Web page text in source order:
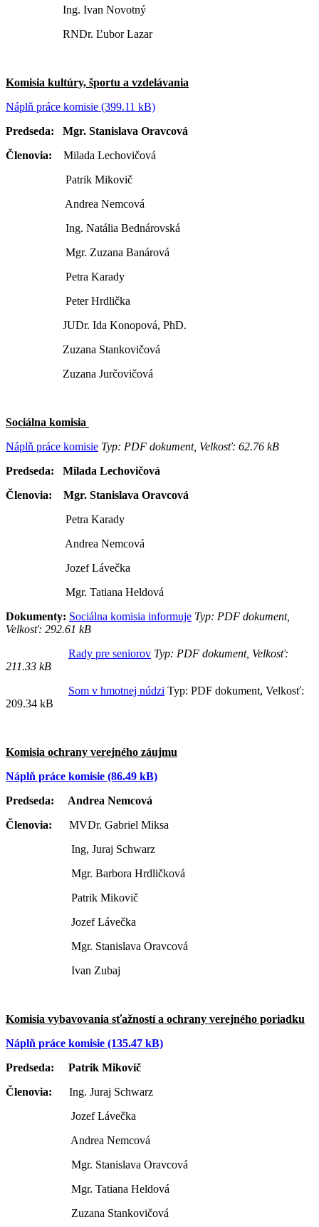
Ing. Ivan Novotný
RNDr. Ľubor Lazar
Komisia kultúry, športu a vzdelávania
Náplň práce komisie (399.11 kB)
Predseda: Mgr. Stanislava Oravcová
Členovia: Milada Lechovičová
Patrik Mikovič
Andrea Nemcová
Ing. Natália Bednárovská
Mgr. Zuzana Banárová
Petra Karady
Peter Hrdlička
JUDr. Ida Konopová, PhD.
Zuzana Stankovičová
Zuzana Jurčovičová
Sociálna komisia
Náplň práce komisie Typ: PDF dokument, Velkosť: 62.76 kB
Predseda: Milada Lechovičová
Členovia: Mgr. Stanislava Oravcová
Petra Karady
Andrea Nemcová
Jozef Lávečka
Mgr. Tatiana Heldová
Dokumenty: Sociálna komisia informuje Typ: PDF dokument,
Velkosť: 292.61 kB
Rady pre seniorov Typ: PDF dokument, Velkosť:
211.33 kB
Som v hmotnej núdzi Typ: PDF dokument, Velkosť:
209.34 kB
Komisia ochrany verejného záujmu
Náplň práce komisie (86.49 kB)
Predseda: Andrea Nemcová
Členovia: MVDr. Gabriel Miksa
Ing, Juraj Schwarz
Mgr. Barbora Hrdličková
Patrik Mikovič
Jozef Lávečka
Mgr. Stanislava Oravcová
Ivan Zubaj
Komisia vybavovania sťažností a ochrany verejného poriadku
Náplň práce komisie (135.47 kB)
Predseda: Patrik Mikovič
Členovia: Ing. Juraj Schwarz
Jozef Lávečka
Andrea Nemcová
Mgr. Stanislava Oravcová
Mgr. Tatiana Heldová
Zuzana Stankovičová